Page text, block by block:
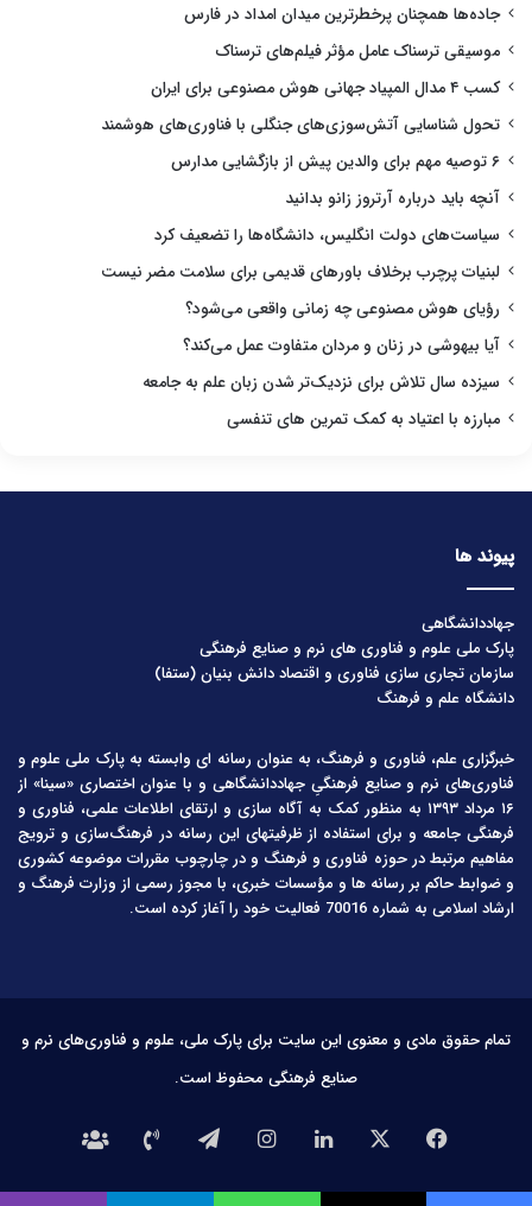
جاده‌ها همچنان پرخطرترین میدان امداد در فارس
موسیقی ترسناک عامل مؤثر فیلم‌های ترسناک
کسب ۴ مدال المپیاد جهانی هوش مصنوعی برای ایران
تحول شناسایی آتش‌سوزی‌های جنگلی با فناوری‌های هوشمند
۶ توصیه مهم برای والدین پیش از بازگشایی مدارس
آنچه باید درباره آرتروز زانو بدانید
سیاست‌های دولت انگلیس، دانشگاه‌ها را تضعیف کرد
لبنیات پرچرب برخلاف باورهای قدیمی برای سلامت مضر نیست
رؤیای هوش مصنوعی چه زمانی واقعی می‌شود؟
آیا بیهوشی در زنان و مردان متفاوت عمل می‌کند؟
سیزده سال تلاش برای نزدیک‌تر شدن زبان علم به جامعه
مبارزه با اعتیاد به کمک تمرین های تنفسی
پیوند ها
جهاددانشگاهی
پارک ملی علوم و فناوری های نرم و صنایع فرهنگی
سازمان تجاری سازی فناوری و اقتصاد دانش بنیان (ستفا)
دانشگاه علم و فرهنگ
خبرگزاری علم، فناوری و فرهنگ، به عنوان رسانه ای وابسته به پارک ملی علوم و
فناوری‌های نرم و صنایع فرهنگیِ جهاددانشگاهی و با عنوان اختصاری «سینا» از
۱۶ مرداد ۱۳۹۳ به منظور کمک به آگاه سازی و ارتقای اطلاعات علمی، فناوری و
فرهنگی جامعه و برای استفاده از ظرفیتهای این رسانه در فرهنگ‌سازی و ترویج
مفاهیم مرتبط در حوزه فناوری و فرهنگ و در چارچوب مقررات موضوعه کشوری
و ضوابط حاکم بر رسانه ها و مؤسسات خبری، با مجوز رسمی از وزارت فرهنگ و
ارشاد اسلامی به شماره 70016 فعالیت خود را آغاز کرده است.
تمام حقوق مادی و معنوی این سایت برای پارک ملی، علوم و فناوری‌های نرم و
صنایع فرهنگی محفوظ است.
فیس
بوک
لینکدیناینستاگرامتلگرامتماس
با
درباره
ما